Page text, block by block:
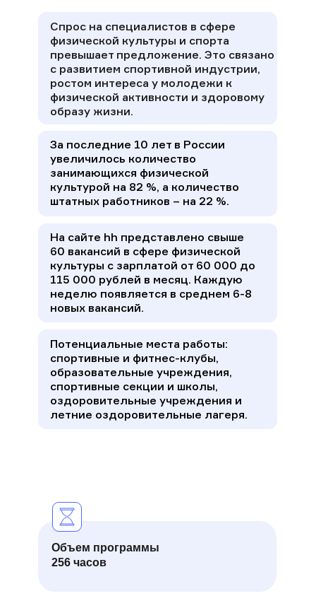
Спрос на специалистов в сфере
физической культуры и спорта
превышает предложение. Это связано
с развитием спортивной индустрии,
ростом интереса у молодежи к
физической активности и здоровому
образу жизни.
За последние 10 лет в России
увеличилось количество
занимающихся физической
культурой на 82 %, а количество
штатных работников – на 22 %.
На сайте hh представлено свыше
60 вакансий в сфере физической
культуры с зарплатой от 60 000 до
115 000 рублей в месяц. Каждую
неделю появляется в среднем 6-8
новых вакансий.
Потенциальные места работы:
спортивные и фитнес-клубы,
образовательные учреждения,
спортивные секции и школы,
оздоровительные учреждения и
летние оздоровительные лагеря.
Объем программы
256 часов